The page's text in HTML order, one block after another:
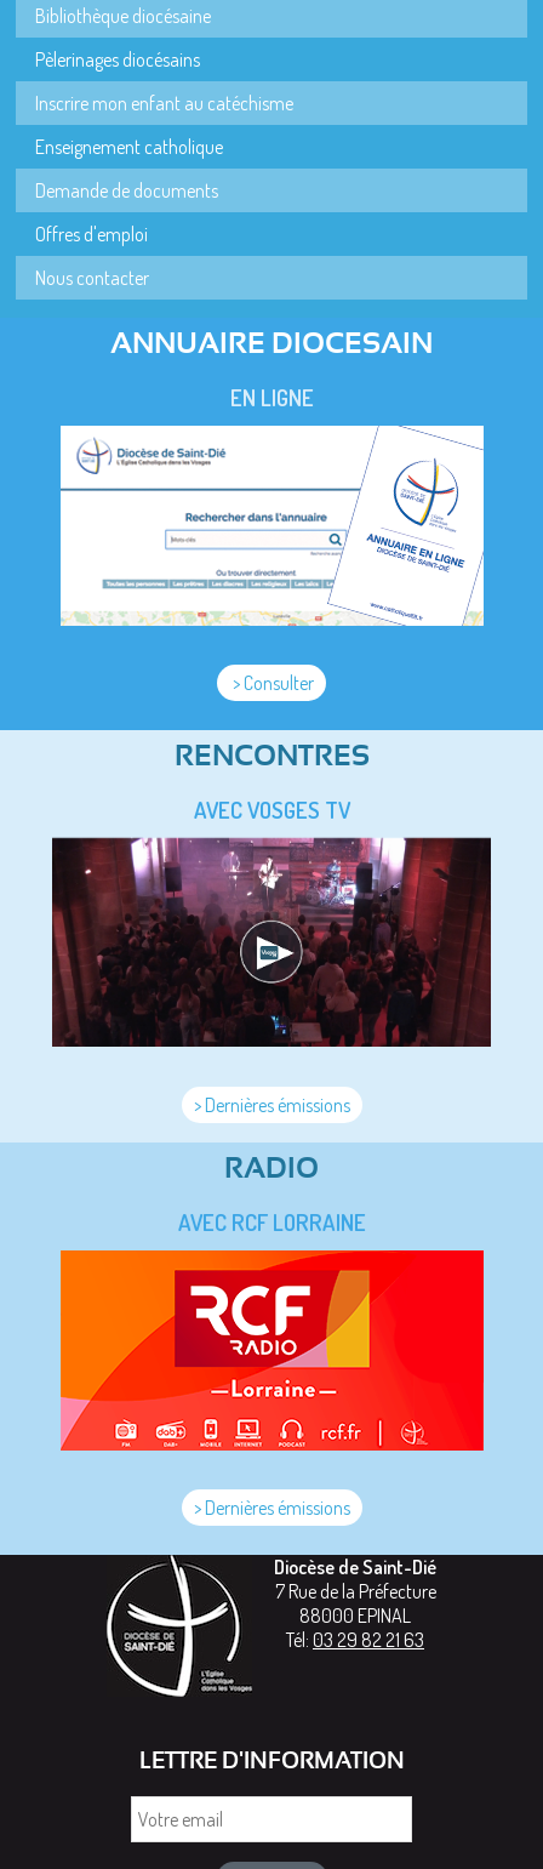
Bibliothèque diocésaine
Pèlerinages diocésains
Inscrire mon enfant au catéchisme
Enseignement catholique
Demande de documents
Offres d'emploi
Nous contacter
ANNUAIRE DIOCESAIN
EN LIGNE
> Consulter
RENCONTRES
AVEC VOSGES TV
> Dernières émissions
RADIO
AVEC RCF LORRAINE
> Dernières émissions
Diocèse de Saint-Dié
7 Rue de la Préfecture
88000 EPINAL
Tél: 03 29 82 21 63
LETTRE D'INFORMATION